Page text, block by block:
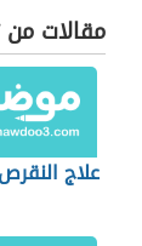
مقالات
علاج النقرص